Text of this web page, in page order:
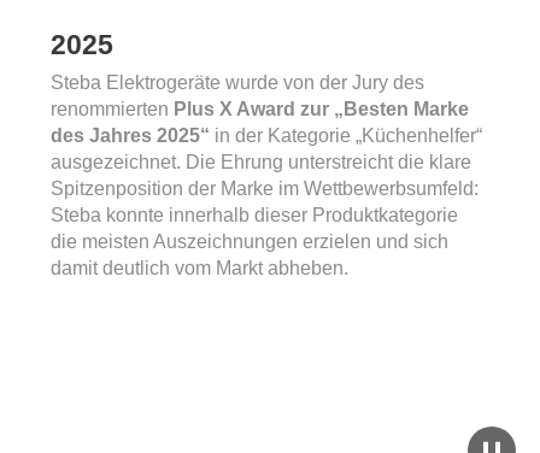
2025
Steba Elektrogeräte wurde von der Jury des
renommierten Plus X Award zur „Besten Marke
des Jahres 2025“ in der Kategorie „Küchenhelfer“
ausgezeichnet. Die Ehrung unterstreicht die klare
Spitzenposition der Marke im Wettbewerbsumfeld:
Steba konnte innerhalb dieser Produktkategorie
die meisten Auszeichnungen erzielen und sich
damit deutlich vom Markt abheben.